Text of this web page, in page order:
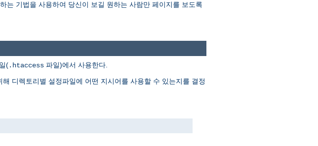
는 기법을 사용하여 당신이 보길 원하는 사람만 페이지를 보도록
(.htaccess 파일)에서 사용한다.
디렉토리별 설정파일에 어떤 지시어를 사용할 수 있는지를 결정